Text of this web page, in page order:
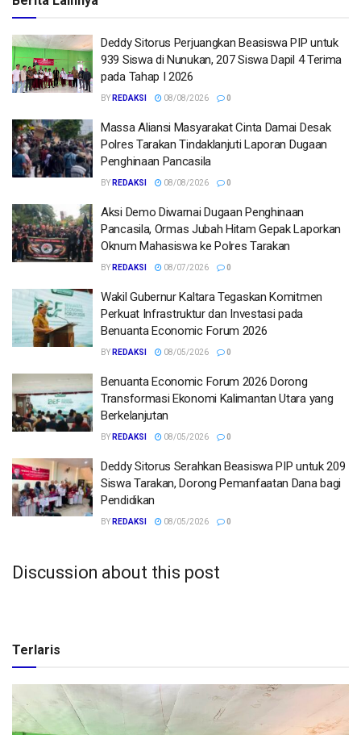
Deddy Sitorus Perjuangkan Beasiswa PIP untuk
939 Siswa di Nunukan, 207 Siswa Dapil 4 Terima
pada Tahap I 2026
BY REDAKSI 08/08/2026 0
Massa Aliansi Masyarakat Cinta Damai Desak
Polres Tarakan Tindaklanjuti Laporan Dugaan
Penghinaan Pancasila
BY REDAKSI 08/08/2026 0
Aksi Demo Diwarnai Dugaan Penghinaan
Pancasila, Ormas Jubah Hitam Gepak Laporkan
Oknum Mahasiswa ke Polres Tarakan
BY REDAKSI 08/07/2026 0
Wakil Gubernur Kaltara Tegaskan Komitmen
Perkuat Infrastruktur dan Investasi pada
Benuanta Economic Forum 2026
BY REDAKSI 08/05/2026 0
Benuanta Economic Forum 2026 Dorong
Transformasi Ekonomi Kalimantan Utara yang
Berkelanjutan
BY REDAKSI 08/05/2026 0
Deddy Sitorus Serahkan Beasiswa PIP untuk 209
Siswa Tarakan, Dorong Pemanfaatan Dana bagi
Pendidikan
BY REDAKSI 08/05/2026 0
Discussion about this post
Terlaris